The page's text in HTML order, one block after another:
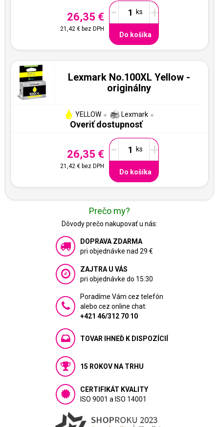
26,35 €
21,42 € bez DPH
- +
Do košíka
Lexmark No.100XL Yellow -
originálny
YELLOW Lexmark
Overiť dostupnosť
26,35 €
21,42 € bez DPH
- +
Do košíka
Prečo my?
Dôvody prečo nakupovať u nás:
DOPRAVA ZDARMA
pri objednávke nad 29 €
ZAJTRA U VÁS
pri objednávke do 15:30
Poradíme Vám cez telefón
alebo cez online chat:
+421 46/312 70 10
TOVAR IHNEĎ K DISPOZÍCIÍ
15 ROKOV NA TRHU
CERTIFIKÁT KVALITY
ISO 9001 a ISO 14001